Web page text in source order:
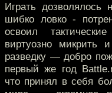
Играть
шибко ловко -
освоил
виртуозно микрить
разведку — добро
первый же год
что принял в себя